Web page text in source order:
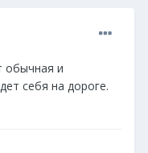
обычная и
себя на дороге.